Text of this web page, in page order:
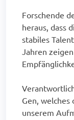
Forschende
heraus, dass
stabiles
Jahren
Gen, welches
unserem